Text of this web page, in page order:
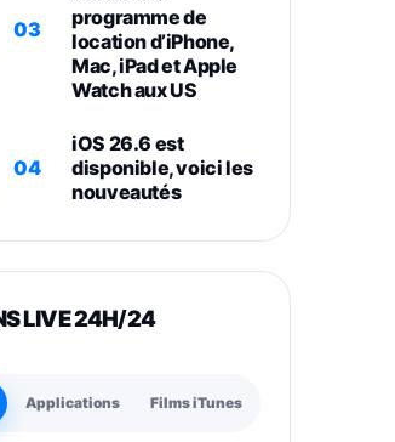
03
programme de
location d’iPhone,
Mac, iPad et Apple
Watch aux US
04
iOS 26.6 est
disponible, voici les
nouveautés
LIVE 24H/24
Applications Films iTunes